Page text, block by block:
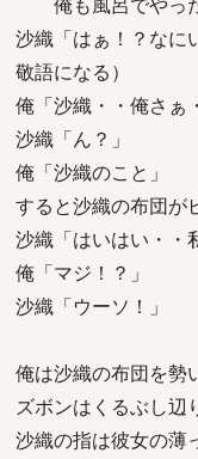
沙織「はぁ！？なに
敬語になる）
俺「沙織・・俺さぁ
沙織「ん？」
俺「沙織のこと」
すると沙織の布団が
沙織「はいはい・・
俺「マジ！？」
沙織「ウーソ！」
俺は沙織の布団を勢
ズボンはくるぶし辺
沙織の指は彼女の薄